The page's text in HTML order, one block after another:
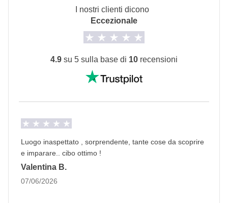
Info sulle camere private
I nostri clienti dicono
Eccezionale
4.9 su 5 sulla base di 10 recensioni
Luogo inaspettato , sorprendente, tante cose da scoprire
e imparare.. cibo ottimo !
Valentina B.
07/06/2026